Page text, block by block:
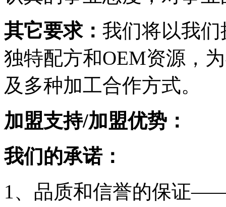
其它要求： 我们将以我
独特配方和OEM资源，
及多种加工合作方式。
加盟支持/加盟优势：
我们的承诺：
1、品质和信誉的保证